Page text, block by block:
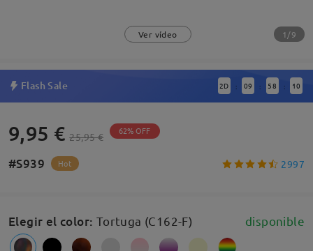
Ver vídeo 1/9
Flash Sale 2D : 09 : 58 : 9
9,95 € 25,95 € 62% OFF
#S939 Hot 2997
Elegir el color: Tortuga (C162-F) disponible